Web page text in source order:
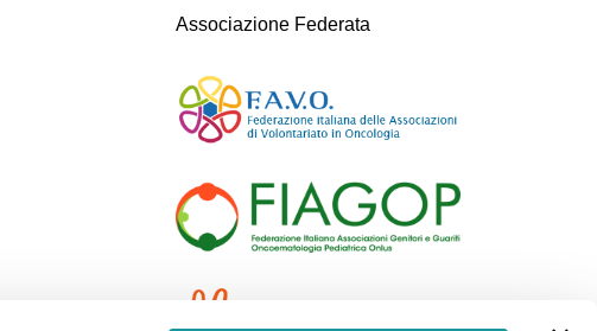
Associazione Federata